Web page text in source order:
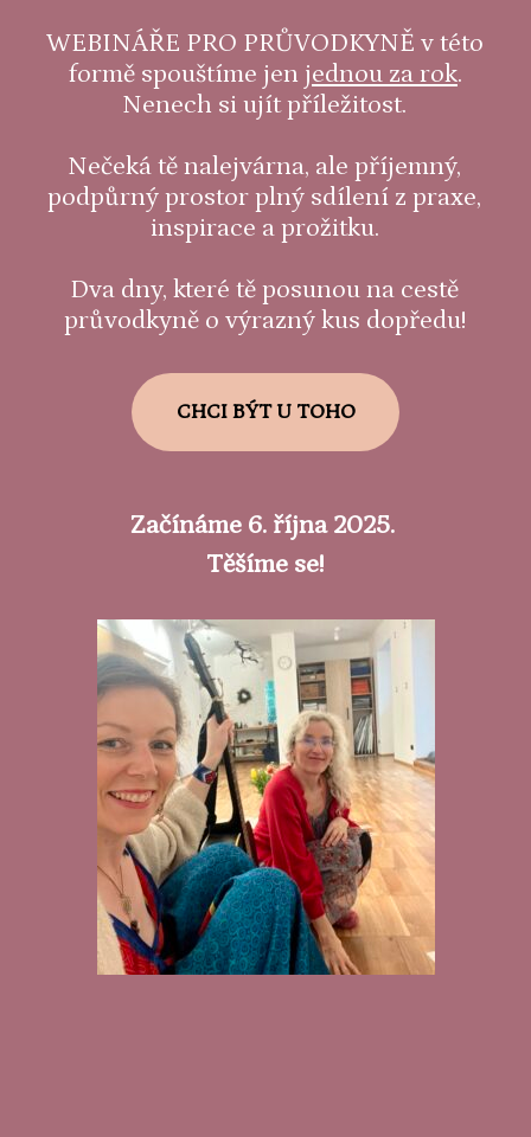
WEBINÁŘE PRO PRŮVODKYNĚ v této
formě spouštíme jen jednou za rok.
Nenech si ujít příležitost.
Nečeká tě nalejvárna, ale příjemný,
podpůrný prostor plný sdílení z praxe,
inspirace a prožitku.
Dva dny, které tě posunou na cestě
průvodkyně o výrazný kus dopředu!
CHCI BÝT U TOHO
Začínáme 6. října 2025.
Těšíme se!